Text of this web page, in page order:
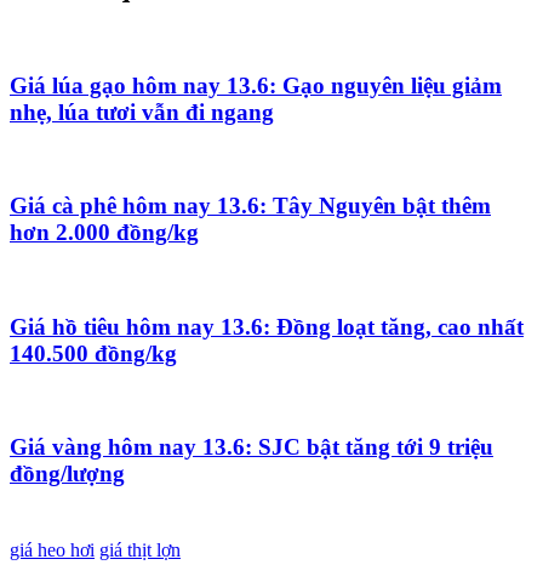
Giá lúa gạo hôm nay 13.6: Gạo nguyên liệu giảm
nhẹ, lúa tươi vẫn đi ngang
Giá cà phê hôm nay 13.6: Tây Nguyên bật thêm
hơn 2.000 đồng/kg
Giá hồ tiêu hôm nay 13.6: Đồng loạt tăng, cao nhất
140.500 đồng/kg
Giá vàng hôm nay 13.6: SJC bật tăng tới 9 triệu
đồng/lượng
giá heo hơi giá thịt lợn